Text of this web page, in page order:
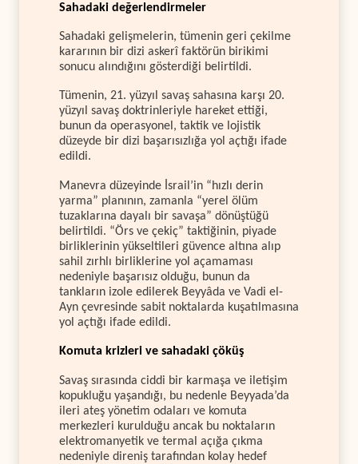
Sahadaki değerlendirmeler
Sahadaki gelişmelerin, tümenin geri çekilme
kararının bir dizi askerî faktörün birikimi
sonucu alındığını gösterdiği belirtildi.
Tümenin, 21. yüzyıl savaş sahasına karşı 20.
yüzyıl savaş doktrinleriyle hareket ettiği,
bunun da operasyonel, taktik ve lojistik
düzeyde bir dizi başarısızlığa yol açtığı ifade
edildi.
Manevra düzeyinde İsrail’in “hızlı derin
yarma” planının, zamanla “yerel ölüm
tuzaklarına dayalı bir savaşa” dönüştüğü
belirtildi. “Örs ve çekiç” taktiğinin, piyade
birliklerinin yükseltileri güvence altına alıp
sahil zırhlı birliklerine yol açamaması
nedeniyle başarısız olduğu, bunun da
tankların izole edilerek Beyyâda ve Vadi el-
Ayn çevresinde sabit noktalarda kuşatılmasına
yol açtığı ifade edildi.
Komuta krizleri ve sahadaki çöküş
Savaş sırasında ciddi bir karmaşa ve iletişim
kopukluğu yaşandığı, bu nedenle Beyyada’da
ileri ateş yönetim odaları ve komuta
merkezleri kurulduğu ancak bu noktaların
elektromanyetik ve termal açığa çıkma
nedeniyle direniş tarafından kolay hedef